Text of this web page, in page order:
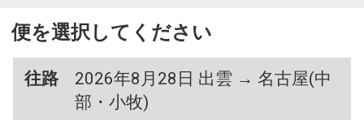
便を選択してください
往路
2026年8月28日 出雲 → 名古屋(中
部・小牧)